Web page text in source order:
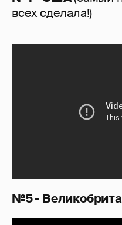
всех сделала!)
№5 -